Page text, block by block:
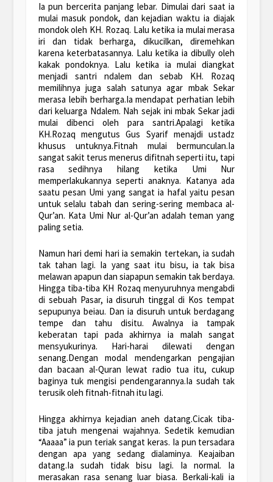
Ia pun bercerita panjang lebar. Dimulai dari saat ia
mulai masuk pondok, dan kejadian waktu ia diajak
mondok oleh KH. Rozaq. Lalu ketika ia mulai merasa
iri dan tidak berharga, dikucilkan, diremehkan
karena keterbatasannya. Lalu ketika ia dibully oleh
kakak pondoknya. Lalu ketika ia mulai diangkat
menjadi santri ndalem dan sebab KH. Rozaq
memilihnya juga salah satunya agar mbak Sekar
merasa lebih berharga.Ia mendapat perhatian lebih
dari keluarga Ndalem. Nah sejak ini mbak Sekar jadi
mulai dibenci oleh para santri.Apalagi ketika
KH.Rozaq mengutus Gus Syarif menajdi ustadz
khusus untuknya.Fitnah mulai bermunculan.Ia
sangat sakit terus menerus difitnah seperti itu, tapi
rasa sedihnya hilang ketika Umi Nur
memperlakukannya seperti anaknya. Katanya ada
saatu pesan Umi yang sangat ia hafal yaitu pesan
untuk selalu tabah dan sering-sering membaca al-
Qur’an. Kata Umi Nur al-Qur’an adalah teman yang
paling setia.
Namun hari demi hari ia semakin tertekan, ia sudah
tak tahan lagi. Ia yang saat itu bisu, ia tak bisa
melawan apapun dan siapapun semakin tak berdaya.
Hingga tiba-tiba KH Rozaq menyuruhnya mengabdi
di sebuah Pasar, ia disuruh tinggal di Kos tempat
sepupunya beiau. Dan ia disuruh untuk berdagang
tempe dan tahu disitu. Awalnya ia tampak
keberatan tapi pada akhirnya ia malah sangat
mensyukurinya. Hari-harai dilewati dengan
senang.Dengan modal mendengarkan pengajian
dan bacaan al-Quran lewat radio tua itu, cukup
baginya tuk mengisi pendengarannya.Ia sudah tak
terusik oleh fitnah-fitnah itu lagi.
Hingga akhirnya kejadian aneh datang.Cicak tiba-
tiba jatuh mengenai wajahnya. Sedetik kemudian
“Aaaaa” ia pun teriak sangat keras. Ia pun tersadara
dengan apa yang sedang dialaminya. Keajaiban
datang.Ia sudah tidak bisu lagi. Ia normal. Ia
merasakan rasa senang luar biasa. Berkali-kali ia